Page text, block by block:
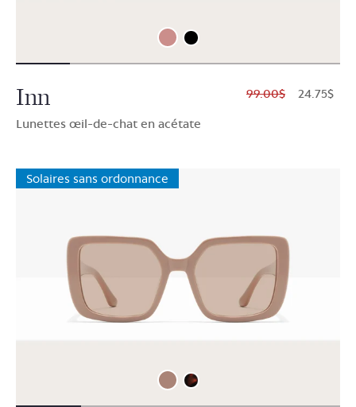
Inn
Lunettes œil-de-chat en acétate
$99.00 $24.75
Solaires sans ordonnance